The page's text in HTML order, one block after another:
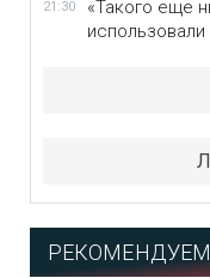
21:30
«Такого еще
РЕКОМЕНДУЕМ